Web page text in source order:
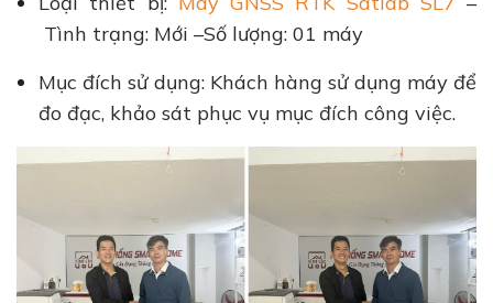
Tình trạng: Mới –Số lượng: 01 máy
Mục đích sử dụng: Khách hàng sử dụng máy để
đo đạc, khảo sát phục vụ mục đích công việc.